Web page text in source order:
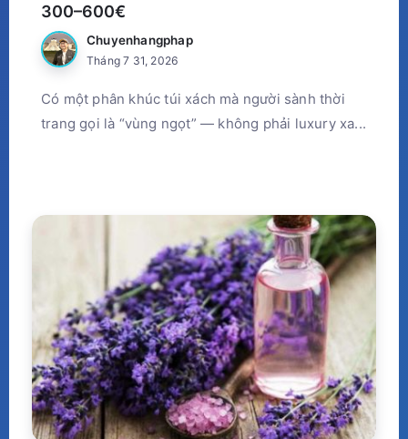
300–600€
Chuyenhangphap
Tháng 7 31, 2026
Có một phân khúc túi xách mà người sành thời
trang gọi là “vùng ngọt” — không phải luxury xa...